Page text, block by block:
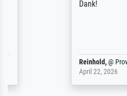
ProvenExpert
April 22, 2026